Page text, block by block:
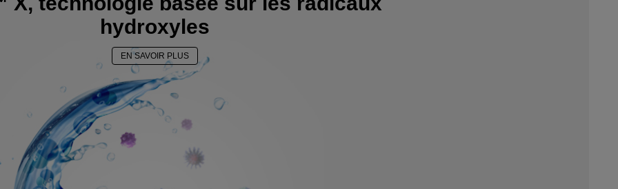
hydroxyles
EN SAVOIR PLUS